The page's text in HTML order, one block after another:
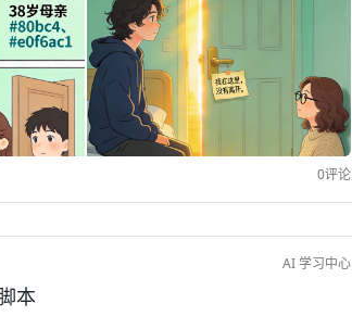
0评论
AI 学习中心
本